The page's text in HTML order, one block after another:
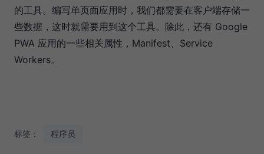
的工具。编写单页面应用时，我们都需要在客户端存储一
些数据，这时就需要用到这个工具。除此，还有 Google
PWA 应用的一些相关属性，Manifest、Service
Workers。
标签： 程序员